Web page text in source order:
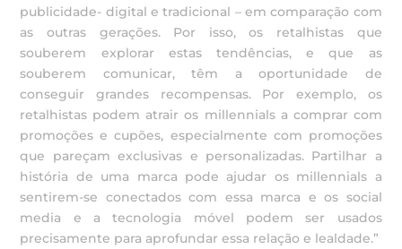
publicidade- digital e tradicional – em comparação com
as outras gerações. Por isso, os retalhistas que
souberem explorar estas tendências, e que as
souberem comunicar, têm a oportunidade de
conseguir grandes recompensas. Por exemplo, os
retalhistas podem atrair os millennials a comprar com
promoções e cupões, especialmente com promoções
que pareçam exclusivas e personalizadas. Partilhar a
história de uma marca pode ajudar os millennials a
sentirem-se conectados com essa marca e os social
media e a tecnologia móvel podem ser usados
precisamente para aprofundar essa relação e lealdade.”